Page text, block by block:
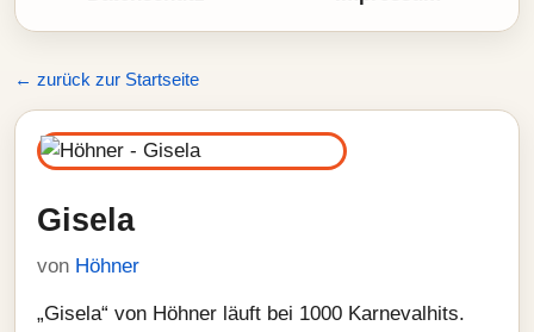
← zurück zur Startseite
Gisela
von Höhner
„Gisela“ von Höhner läuft bei 1000 Karnevalhits.